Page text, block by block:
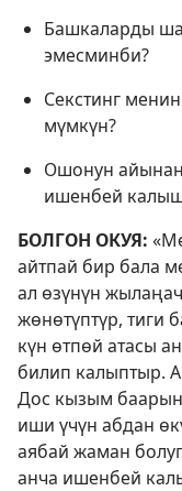
Башкаларды
эмесминби?
Секстинг
мүмкүн?
Ошонун айынан
ишенбей
БОЛГОН ОКУЯ:
айтпай бир бала
ал өзүнүн
жөнөтүптүр, тиги
күн өтпөй атасы
билип калыптыр.
Дос кызым
иши үчүн абдан
аябай жаман
анча ишенбей